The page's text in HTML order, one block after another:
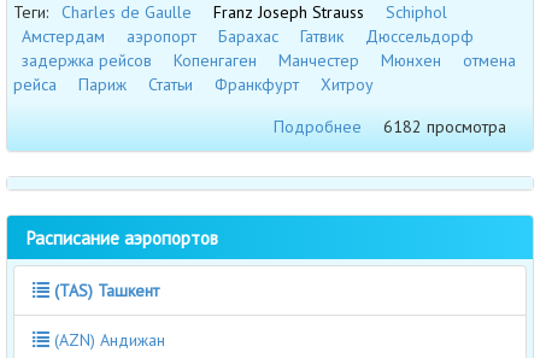
Теги: Charles de Gaulle Franz Joseph Strauss
Schiphol
Амстердам
аэропорт Барахас Гатвик
Дюссельдорф
задержка рейсов
Копенгаген Манчестер Мюнхен
отмена
рейса
Париж Статьи Франкфурт
Хитроу
Подробнее
6182 просмотра
Расписание аэропортов
(TAS) Ташкент
(AZN) Андижан